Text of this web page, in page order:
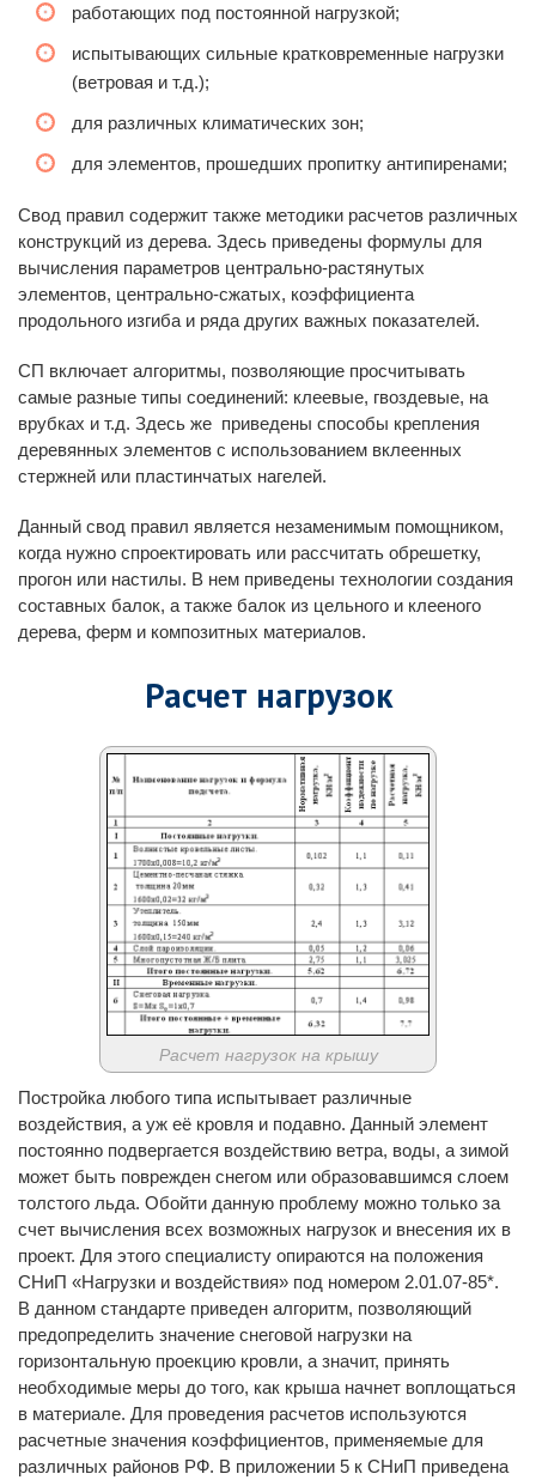
работающих под постоянной нагрузкой;
испытывающих сильные кратковременные нагрузки
(ветровая и т.д.);
для различных климатических зон;
для элементов, прошедших пропитку антипиренами;
Свод правил содержит также методики расчетов различных
конструкций из дерева. Здесь приведены формулы для
вычисления параметров центрально-растянутых
элементов, центрально-сжатых, коэффициента
продольного изгиба и ряда других важных показателей.
СП включает алгоритмы, позволяющие просчитывать
самые разные типы соединений: клеевые, гвоздевые, на
врубках и т.д. Здесь же приведены способы крепления
деревянных элементов с использованием вклеенных
стержней или пластинчатых нагелей.
Данный свод правил является незаменимым помощником,
когда нужно спроектировать или рассчитать обрешетку,
прогон или настилы. В нем приведены технологии создания
составных балок, а также балок из цельного и клееного
дерева, ферм и композитных материалов.
Расчет нагрузок
Расчет нагрузок на крышу
Постройка любого типа испытывает различные
воздействия, а уж её кровля и подавно. Данный элемент
постоянно подвергается воздействию ветра, воды, а зимой
может быть поврежден снегом или образовавшимся слоем
толстого льда. Обойти данную проблему можно только за
счет вычисления всех возможных нагрузок и внесения их в
проект. Для этого специалисту опираются на положения
СНиП «Нагрузки и воздействия» под номером 2.01.07-85*.
В данном стандарте приведен алгоритм, позволяющий
предопределить значение снеговой нагрузки на
горизонтальную проекцию кровли, а значит, принять
необходимые меры до того, как крыша начнет воплощаться
в материале. Для проведения расчетов используются
расчетные значения коэффициентов, применяемые для
различных районов РФ. В приложении 5 к СНиП приведена